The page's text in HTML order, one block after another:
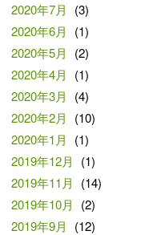
2020年7月
(3)
2020年6月
(1)
2020年5月
(2)
2020年4月
(1)
2020年3月
(4)
2020年2月
(10)
2020年1月
(1)
2019年12月
(1)
2019年11月
(14)
2019年10月
(2)
2019年9月
(12)